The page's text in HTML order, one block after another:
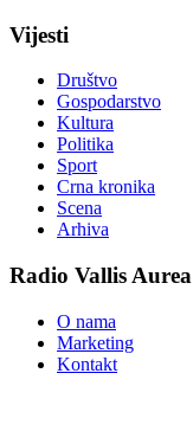
Vijesti
Društvo
Gospodarstvo
Kultura
Politika
Sport
Crna kronika
Scena
Arhiva
Radio Vallis Aurea
O nama
Marketing
Kontakt